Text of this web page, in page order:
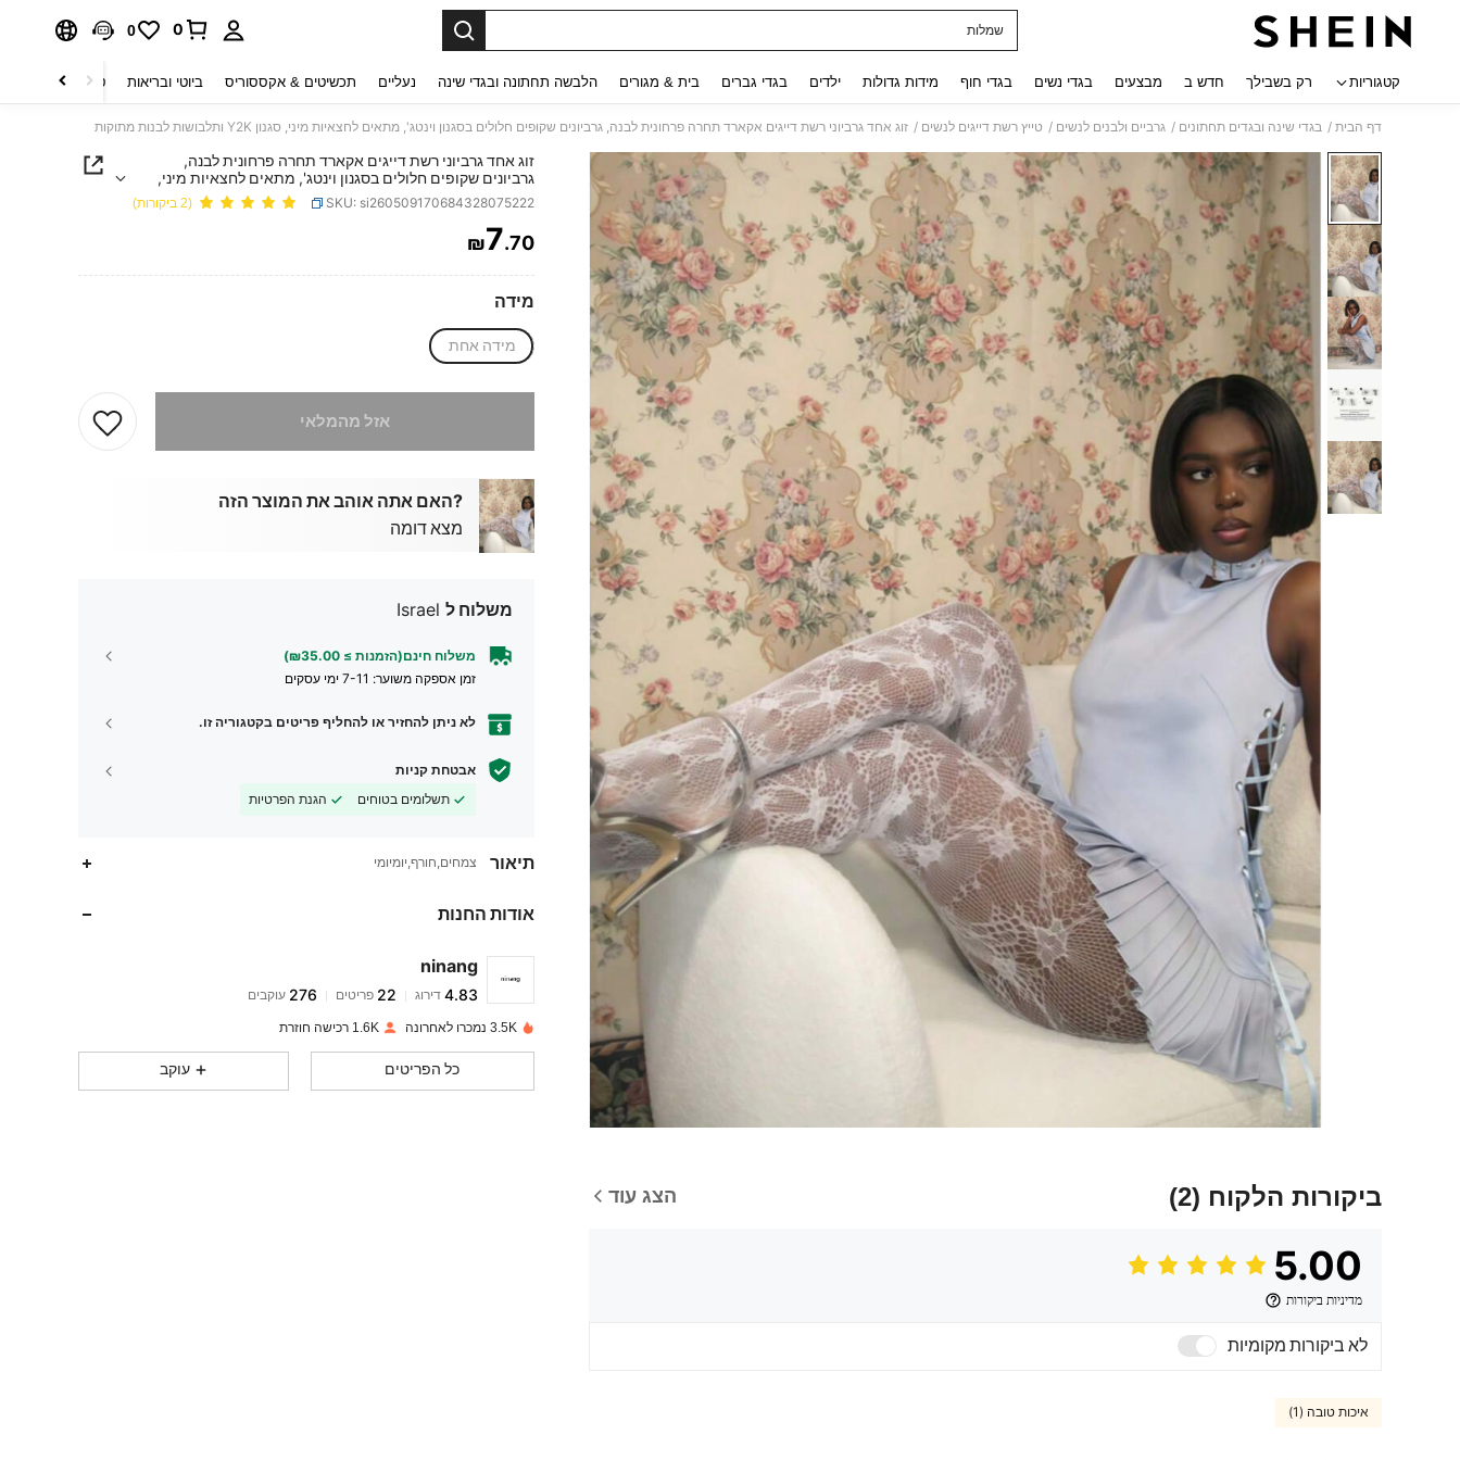
שמלות
0
0
קטגוריות רק בשבילך חדש ב מבצעים בגדי נשים בגדי חוף מידות גדולות ילדים בגדי גברים בית & מגורים הלבשה תחתונה ובגדי שינה נעליים תכשיטים & אקססוריס ביוטי ובריאות טקסטיל לבית
דף הבית / בגדי שינה ובגדים תחתונים / גרביים ולבנים לנשים / טייץ רשת דייגים לנשים / זוג אחד גרביוני רשת דייגים אקארד תחרה פרחונית לבנה, גרביונים שקופים חלולים בסגנון וינטג', מתאים לחצאיות מיני, סגנון Y2K ותלבושות לבנות מתוקות
ביקורות הלקוח (2) הצג עוד
5.00
מדיניות ביקורות
לא ביקורות מקומיות
איכות טובה (1)
זוג אחד גרביוני רשת דייגים אקארד תחרה פרחונית לבנה,
גרביונים שקופים חלולים בסגנון וינטג', מתאים לחצאיות מיני,
סגנון Y2K ותלבושות לבנות מתוקות
SKU: si260509170684328075222 (2 ביקורות)
PRICE AND AVAILABILITY
₪7.70
מידה
מידה אחת
אזל מהמלאי
?האם אתה אוהב את המוצר הזה
מצא דומה
משלוח ל Israel
משלוח חינם(הזמנות ≥ ₪35.00)
זמן אספקה ​​משוער: 7-11 ימי עסקים
לא ניתן להחזיר או להחליף פריטים בקטגוריה זו.
אבטחת קניות
תשלומים בטוחים
הגנת הפרטיות
תיאור צמחים,חורף,יומיומי
אודות החנות
ninang
4.83
4.83 דירוג 22 פריטים 276 עוקבים
4.83
22
276
4.83
4.83
22
276
3.5K נמכרו לאחרונה 1.6K רכישה חוזרת
כל הפריטים עוקב